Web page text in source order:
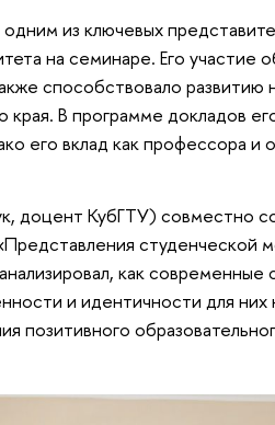
из ключевых
на семинаре. Его участие
способствовало развитию
края. В программе докладов
его вклад как профессора и
доцент КубГТУ) совместно
студенческой
как современные
и идентичности для них